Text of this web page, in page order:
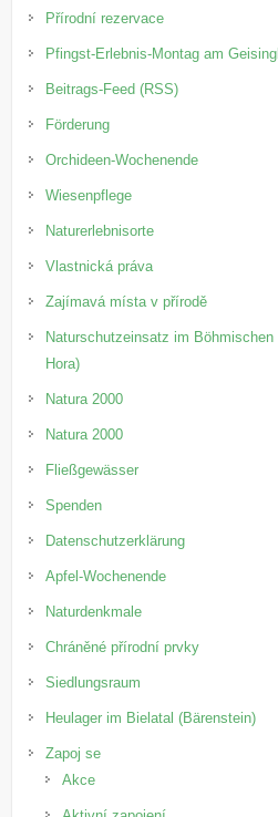
Přírodní rezervace
Pfingst-Erlebnis-Montag am
Beitrags-Feed (RSS)
Förderung
Orchideen-Wochenende
Wiesenpflege
Naturerlebnisorte
Vlastnická práva
Zajímavá místa v přírodě
Naturschutzeinsatz im
Hora)
Natura 2000
Natura 2000
Fließgewässer
Spenden
Datenschutzerklärung
Apfel-Wochenende
Naturdenkmale
Chráněné přírodní prvky
Siedlungsraum
Heulager im Bielatal (Bärenstein)
Zapoj se
Akce